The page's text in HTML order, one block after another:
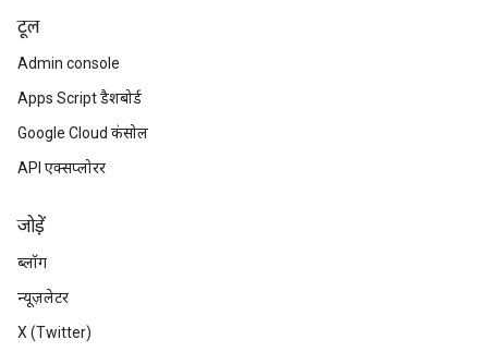
टूल
Admin console
Apps Script डैशबोर्ड
Google Cloud कंसोल
API एक्सप्लोरर
जोड़ें
ब्लॉग
न्यूज़लेटर
X (Twitter)